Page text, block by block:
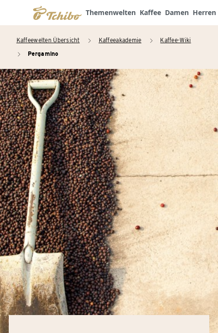
Themenwelten Kaffee Damen Herren
Kaffeewelten Übersicht arrow_right Kaffeeakademie arrow_right Kaffee-Wiki
arrow_right Pergamino